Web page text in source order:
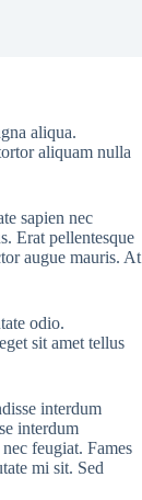
aliqua.
aliquam nulla
sapien nec
Erat pellentesque
augue mauris. At
odio.
sit amet tellus
interdum
interdum
feugiat. Fames
mi sit. Sed